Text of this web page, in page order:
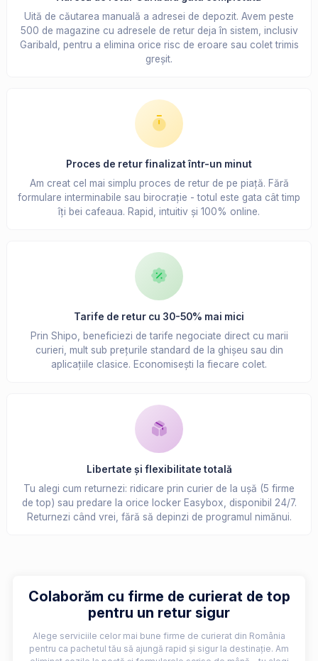
Uită de căutarea manuală a adresei de depozit. Avem peste
500 de magazine cu adresele de retur deja în sistem, inclusiv
Garibald, pentru a elimina orice risc de eroare sau colet trimis
greșit.
Proces de retur finalizat într-un minut
Am creat cel mai simplu proces de retur de pe piață. Fără
formulare interminabile sau birocrație - totul este gata cât timp
îți bei cafeaua. Rapid, intuitiv și 100% online.
Tarife de retur cu 30-50% mai mici
Prin Shipo, beneficiezi de tarife negociate direct cu marii
curieri, mult sub prețurile standard de la ghișeu sau din
aplicațiile clasice. Economisești la fiecare colet.
Libertate și flexibilitate totală
Tu alegi cum returnezi: ridicare prin curier de la ușă (5 firme
de top) sau predare la orice locker Easybox, disponibil 24/7.
Returnezi când vrei, fără să depinzi de programul nimănui.
Colaborăm cu firme de curierat de top
pentru un retur sigur
Alege serviciile celor mai bune firme de curierat din România
pentru ca pachetul tău să ajungă rapid și sigur la destinație. Am